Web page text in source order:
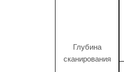
Глубина
сканирования